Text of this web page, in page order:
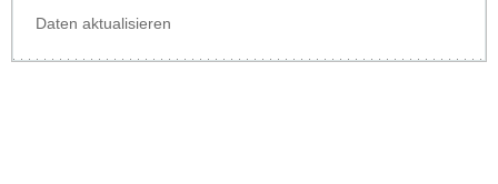
Daten aktualisieren